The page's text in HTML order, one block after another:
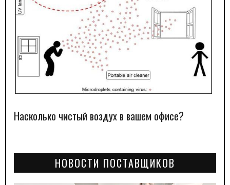
Насколько чистый воздух в вашем офисе?
НОВОСТИ ПОСТАВЩИКОВ